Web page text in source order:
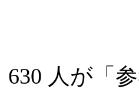
630 人が「